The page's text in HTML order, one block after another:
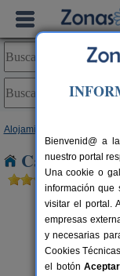
Alojamientos
Casas
Bienvenid@ a
nuestro portal
Una cookie o
información que
visitar el portal.
empresas
y necesarias
Cookies
el botónAceptar